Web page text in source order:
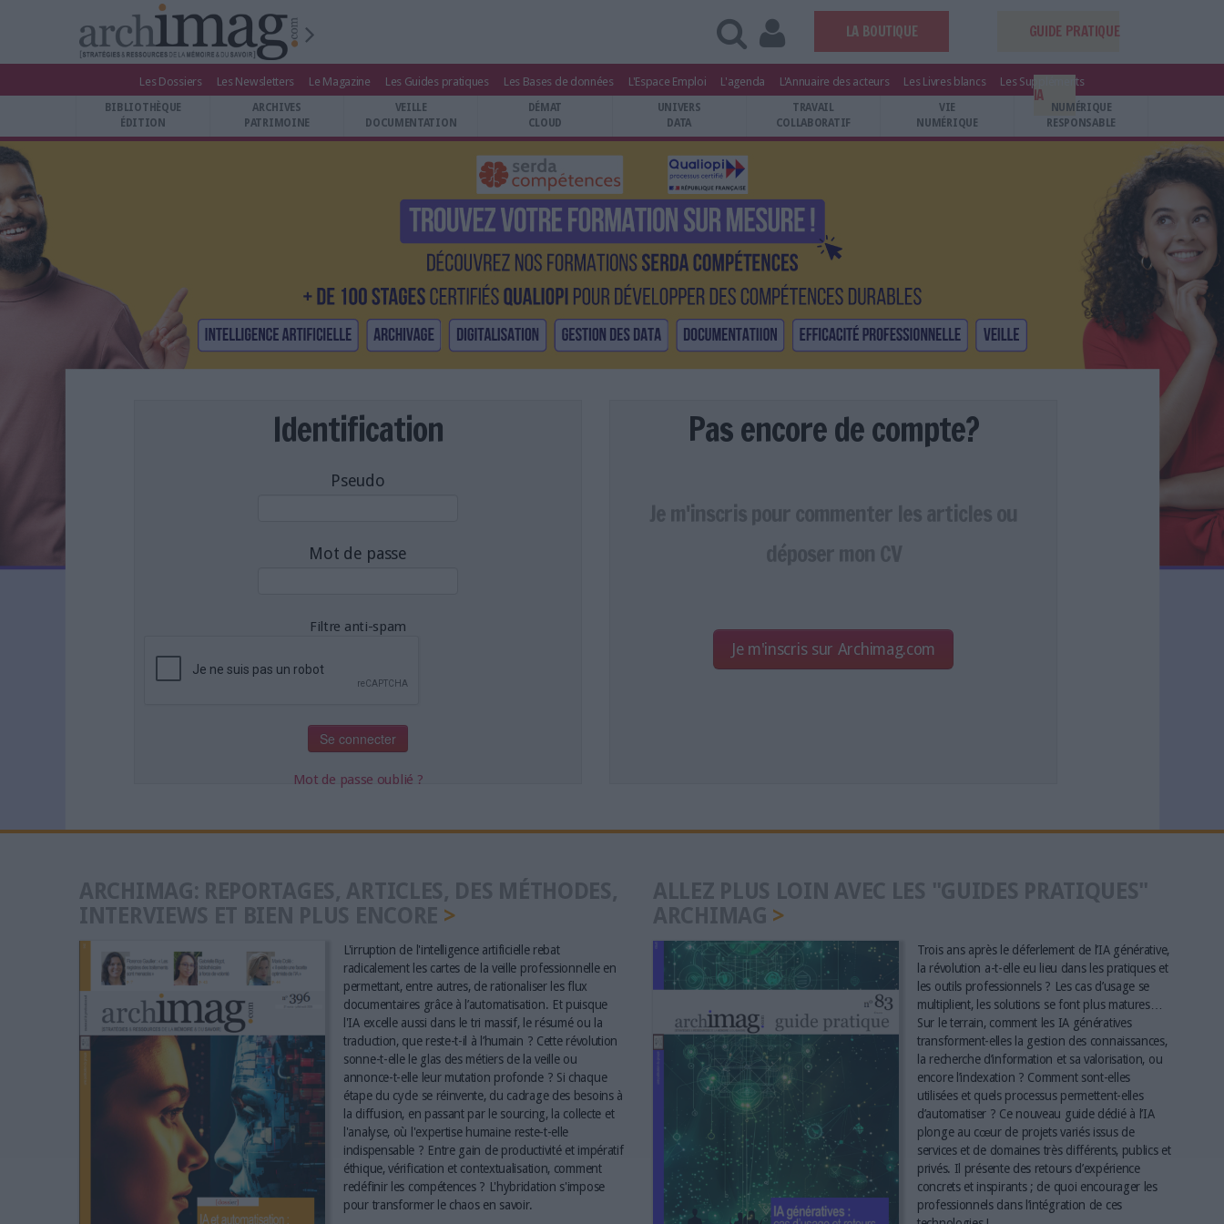
LA BOUTIQUE GUIDE PRATIQUE
IA
BIBLIOTHÈQUE ÉDITION
ARCHIVES PATRIMOINE
VEILLE DOCUMENTATION
UNIVERS DATA
TRAVAIL COLLABORATIF
VIE NUMÉRIQUE
NUMÉRIQUE RESPONSABLE
L'ANNUAIRE DES ACTEURS
NOS OFFRES D'ABONNEMENTS
Les Dossiers Les Newsletters Le Magazine Les Guides pratiques Les Bases de données L'Espace Emploi L'agenda L'Annuaire des acteurs Les Livres blancs Les Suppléments
BIBLIOTHÈQUE
ÉDITION
ARCHIVES
PATRIMOINE
VEILLE
DOCUMENTATION
DÉMAT
CLOUD
UNIVERS
DATA
TRAVAIL
COLLABORATIF
VIE
NUMÉRIQUE
NUMÉRIQUE
RESPONSABLE
Identification
Pseudo
Mot de passe
Filtre anti-spam
Mot de passe oublié ?
Pas encore de compte?
Je m'inscris sur Archimag.com
L'irruption de l'intelligence artificielle rebat
radicalement les cartes de la veille professionnelle en
permettant, entre autres, de rationaliser les flux
documentaires grâce à l’automatisation. Et puisque
l'IA excelle aussi dans le tri massif, le résumé ou la
traduction, que reste-t-il à l’humain ? Cette révolution
sonne-t-elle le glas des métiers de la veille ou
annonce-t-elle leur mutation profonde ? Si chaque
étape du cycle se réinvente, du cadrage des besoins à
la diffusion, en passant par le sourcing, la collecte et
l'analyse, où l'expertise humaine reste-t-elle
indispensable ? Entre gain de productivité et impératif
éthique, vérification et contextualisation, comment
redéfinir les compétences ? L'hybridation s'impose
pour transformer le chaos en savoir.
Trois ans après le déferlement de l’IA générative,
la révolution a-t-elle eu lieu dans les pratiques et
les outils professionnels ? Les cas d’usage se
multiplient, les solutions se font plus matures…
Sur le terrain, comment les IA génératives
transforment-elles la gestion des connaissances,
la recherche d’information et sa valorisation, ou
encore l’indexation ? Comment sont-elles
utilisées et quels processus permettent-elles
d’automatiser ? Ce nouveau guide dédié à l’IA
plonge au cœur de projets variés issus de
services et de domaines très différents, publics et
privés. Il présente des retours d’expérience
concrets et inspirants ; de quoi encourager les
professionnels dans l’intégration de ces